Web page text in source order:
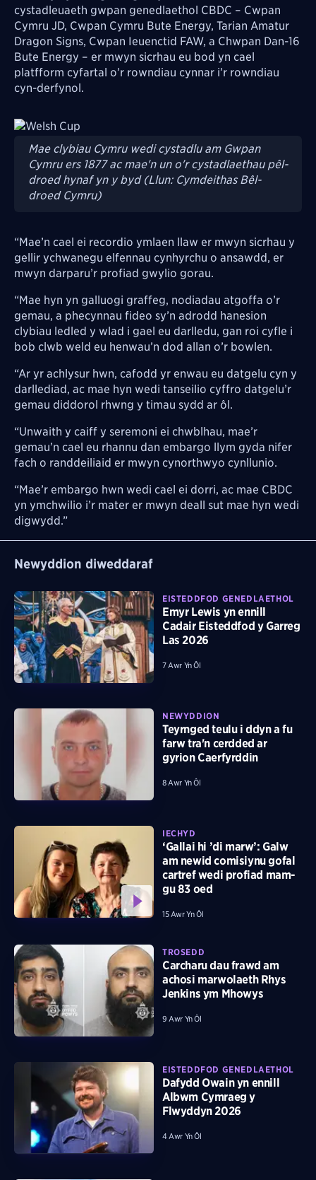
cystadleuaeth gwpan genedlaethol CBDC – Cwpan
Cymru JD, Cwpan Cymru Bute Energy, Tarian Amatur
Dragon Signs, Cwpan Ieuenctid FAW, a Chwpan Dan-16
Bute Energy – er mwyn sicrhau eu bod yn cael
platfform cyfartal o’r rowndiau cynnar i’r rowndiau
cyn-derfynol.
Image
Mae clybiau Cymru wedi cystadlu am Gwpan
Cymru ers 1877 ac mae'n un o'r cystadlaethau pêl-
droed hynaf yn y byd (Llun: Cymdeithas Bêl-
droed Cymru)
“Mae’n cael ei recordio ymlaen llaw er mwyn sicrhau y
gellir ychwanegu elfennau cynhyrchu o ansawdd, er
mwyn darparu’r profiad gwylio gorau.
“Mae hyn yn galluogi graffeg, nodiadau atgoffa o’r
gemau, a phecynnau fideo sy’n adrodd hanesion
clybiau ledled y wlad i gael eu darlledu, gan roi cyfle i
bob clwb weld eu henwau’n dod allan o’r bowlen.
“Ar yr achlysur hwn, cafodd yr enwau eu datgelu cyn y
darllediad, ac mae hyn wedi tanseilio cyffro datgelu’r
gemau diddorol rhwng y timau sydd ar ôl.
“Unwaith y caiff y seremoni ei chwblhau, mae’r
gemau’n cael eu rhannu dan embargo llym gyda nifer
fach o randdeiliaid er mwyn cynorthwyo cynllunio.
“Mae’r embargo hwn wedi cael ei dorri, ac mae CBDC
yn ymchwilio i’r mater er mwyn deall sut mae hyn wedi
digwydd.”
Newyddion diweddaraf
EISTEDDFOD GENEDLAETHOL
Emyr Lewis yn ennill
Cadair Eisteddfod y Garreg
Las 2026
7 Awr Yn Ôl
NEWYDDION
Teyrnged teulu i ddyn a fu
farw tra'n cerdded ar
gyrion Caerfyrddin
8 Awr Yn Ôl
IECHYD
‘Gallai hi ’di marw’: Galw
am newid comisiynu gofal
cartref wedi profiad mam-
gu 83 oed
15 Awr Yn Ôl
TROSEDD
Carcharu dau frawd am
achosi marwolaeth Rhys
Jenkins ym Mhowys
9 Awr Yn Ôl
EISTEDDFOD GENEDLAETHOL
Dafydd Owain yn ennill
Albwm Cymraeg y
Flwyddyn 2026
4 Awr Yn Ôl